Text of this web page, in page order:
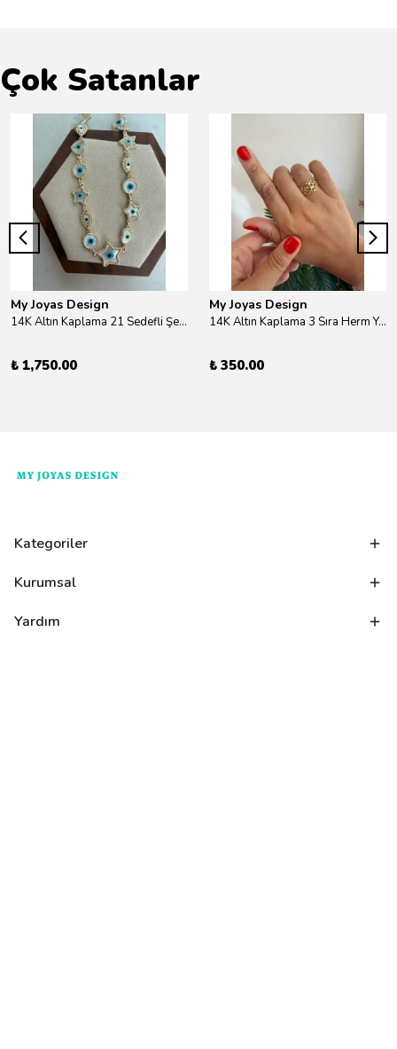
Çok Satanlar
My Joyas Design
14K Altın Kaplama 21 Sedefli Şekiller Kolye 46cm
₺ 1,750.00
My Joyas Design
14K Altın Kaplama 3 Sıra Herm Yüzük Gold
₺ 350.00
Kategoriler
Kurumsal
Yardım